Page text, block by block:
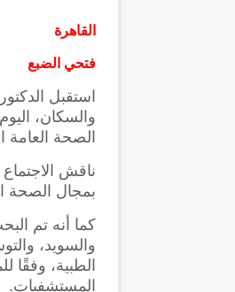
القاهرة
فتحي الضبع
استقبل
والسكان،
الصحة
ناقش
بمجال الصحة
كما أنه تم
والسويد،
الطبية، وفقًا
المستشفيات.